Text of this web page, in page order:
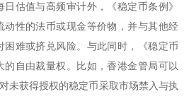
估值与高频审计外，《稳定币条例》
动性的法币或现金等价物，并与其他经
困难或挤兑风险。与此同时，《稳定币
自由裁量权。比如，香港金管局可以
未获得授权的稳定币采取市场禁入与执